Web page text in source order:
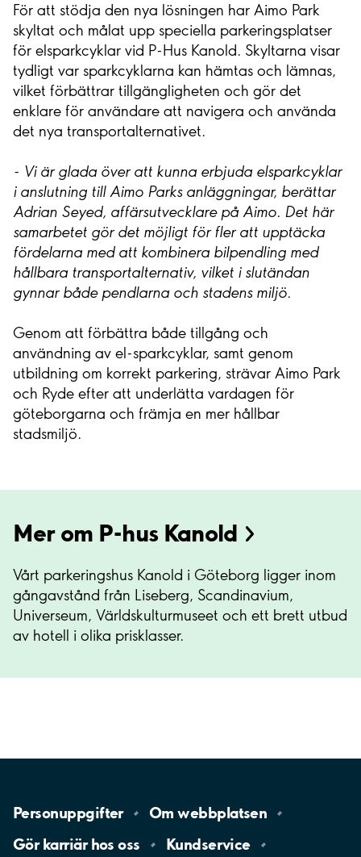
För att stödja den nya lösningen har Aimo Park
skyltat och målat upp speciella parkeringsplatser
för elsparkcyklar vid P-Hus Kanold. Skyltarna visar
tydligt var sparkcyklarna kan hämtas och lämnas,
vilket förbättrar tillgängligheten och gör det
enklare för användare att navigera och använda
det nya transportalternativet.
- Vi är glada över att kunna erbjuda elsparkcyklar
i anslutning till Aimo Parks anläggningar, berättar
Adrian Seyed, affärsutvecklare på Aimo. Det här
samarbetet gör det möjligt för fler att upptäcka
fördelarna med att kombinera bilpendling med
hållbara transportalternativ, vilket i slutändan
gynnar både pendlarna och stadens miljö.
Genom att förbättra både tillgång och
användning av el-sparkcyklar, samt genom
utbildning om korrekt parkering, strävar Aimo Park
och Ryde efter att underlätta vardagen för
göteborgarna och främja en mer hållbar
stadsmiljö.
Mer om P-hus Kanold
Vårt parkeringshus Kanold i Göteborg ligger inom
gångavstånd från Liseberg, Scandinavium,
Universeum, Världskulturmuseet och ett brett utbud
av hotell i olika prisklasser.
Personuppgifter Omwebbplatsen
Gör karriär hososs Kundservice